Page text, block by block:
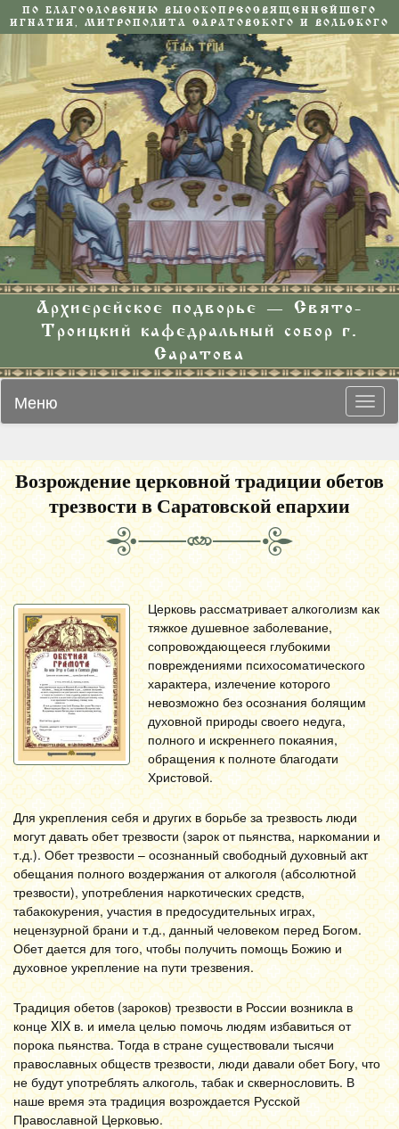
ПО БЛАГОСЛОВЕНИЮ ВЫСОКОПРЕОСВЯЩЕННЕЙШЕГО
ИГНАТИЯ, МИТРОПОЛИТА САРАТОВСКОГО И ВОЛЬСКОГО
Архиерейское подворье — Свято-
Троицкий кафедральный собор г.
Саратова
Меню
Возрождение церковной традиции обетов
трезвости в Саратовской епархии
Церковь рассматривает алкоголизм как
тяжкое душевное заболевание,
сопровождающееся глубокими
повреждениями психосоматического
характера, излечение которого
невозможно без осознания болящим
духовной природы своего недуга,
полного и искреннего покаяния,
обращения к полноте благодати
Христовой.
Для укрепления себя и других в борьбе за трезвость люди
могут давать обет трезвости (зарок от пьянства, наркомании и
т.д.). Обет трезвости – осознанный свободный духовный акт
обещания полного воздержания от алкоголя (абсолютной
трезвости), употребления наркотических средств,
табакокурения, участия в предосудительных играх,
нецензурной брани и т.д., данный человеком перед Богом.
Обет дается для того, чтобы получить помощь Божию и
духовное укрепление на пути трезвения.
Традиция обетов (зароков) трезвости в России возникла в
конце XIX в. и имела целью помочь людям избавиться от
порока пьянства. Тогда в стране существовали тысячи
православных обществ трезвости, люди давали обет Богу, что
не будут употреблять алкоголь, табак и сквернословить. В
наше время эта традиция возрождается Русской
Православной Церковью.